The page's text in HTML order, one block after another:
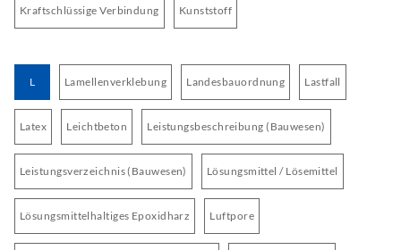
Kraftschlüssige Verbindung Kunststoff
L Lamellenverklebung Landesbauordnung Lastfall
Latex Leichtbeton Leistungsbeschreibung (Bauwesen)
Leistungsverzeichnis (Bauwesen) Lösungsmittel / Lösemittel
Lösungsmittelhaltiges Epoxidharz Luftpore